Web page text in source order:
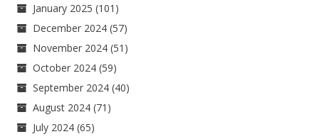
January 2025 (101)
December 2024 (57)
November 2024 (51)
October 2024 (59)
September 2024 (40)
August 2024 (71)
July 2024 (65)